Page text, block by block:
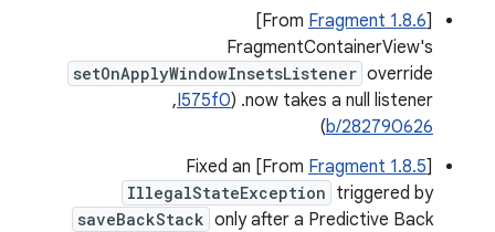
‫[From
Fragment 1.8.6
]
‫FragmentContainerView's
setOnApplyWindowInsetsListener override
now takes a null listener. ‫(
I575f0
, ‏
b/282790626
)
‫[From
Fragment 1.8.5
] Fixed an
IllegalStateException triggered by
saveBackStack only after a Predictive Back